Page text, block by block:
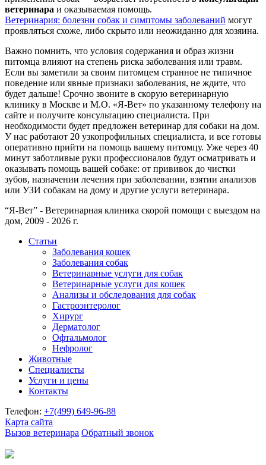
ветеринара и оказываемая помощь.
Ветеринария: болезни собак и симптомы заболеваний могут
проявляться схоже, либо скрыто или неожиданно для хозяина.
Важно помнить, что условия содержания и образ жизни
питомца влияют на степень риска заболевания или травм.
Если вы заметили за своим питомцем странное не типичное
поведение или явные признаки заболевания, не ждите, что
будет дальше! Срочно звоните в скорую ветеринарную
клинику в Москве и М.О. «Я-Вет» по указанному телефону на
сайте и получите консультацию специалиста. При
необходимости будет предложен ветеринар для собаки на дом.
У нас работают 20 узкопрофильных специалиста, и все готовы
оперативно прийти на помощь вашему питомцу. Уже через 40
минут заботливые руки профессионалов будут осматривать и
оказывать помощь вашей собаке: от прививок до чистки
зубов, назначении лечения при заболевании, взятии анализов
или УЗИ собакам на дому и другие услуги ветеринара.
“Я-Вет” - Ветеринарная клиника скорой помощи с выездом на
дом, 2009 - 2026 г.
Статьи
Заболевания кошек
Заболевания собак
Ветеринарные услуги для собак
Ветеринарные услуги для кошек
Анализы и обследования для собак
Гастроэнтеролог
Хирург
Дерматолог
Офтальмолог
Нефролог
Животные
Специалисты
Услуги и цены
Контакты
Телефон: +7(499) 649-96-88
Карта сайта
Вызов ветеринара Обратный звонок